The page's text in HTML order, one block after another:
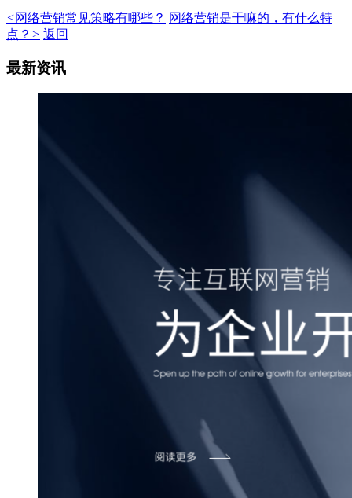
<网络营销常见策略有哪些？ 网络营销是干嘛的，有什么特
点？ > 返回
最新资讯